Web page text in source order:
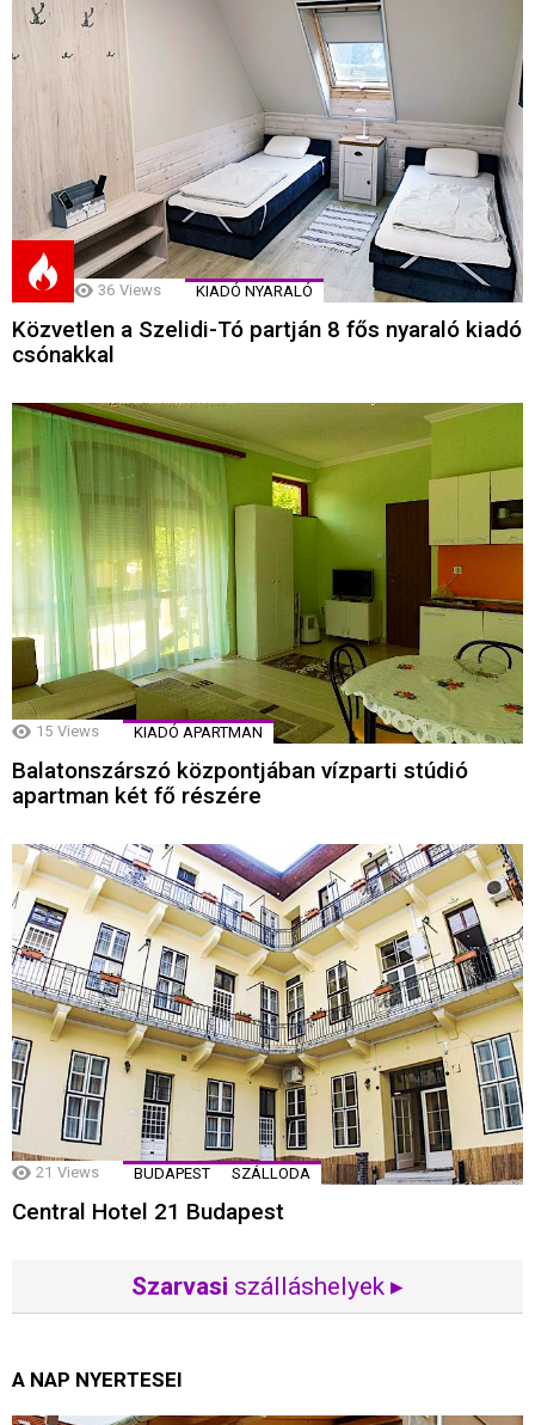
36 Views KIADÓ NYARALÓ
Közvetlen a Szelidi-Tó partján 8 fős nyaraló kiadó
csónakkal
15 Views KIADÓ APARTMAN
Balatonszárszó központjában vízparti stúdió
apartman két fő részére
21 Views BUDAPEST SZÁLLODA
Central Hotel 21 Budapest
Szarvasi szálláshelyek ▸
A NAP NYERTESEI